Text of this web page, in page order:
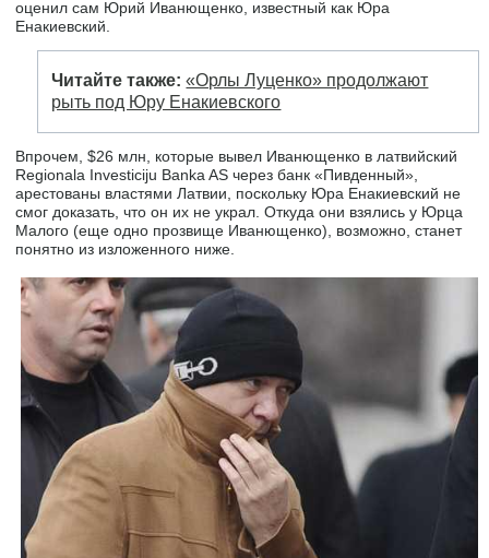
оценил сам Юрий Иванющенко, известный как Юра
Енакиевский.
Читайте также: «Орлы Луценко» продолжают
рыть под Юру Енакиевского
Впрочем, $26 млн, которые вывел Иванющенко в латвийский
Regionala Investiciju Banka AS через банк «Пивденный»,
арестованы властями Латвии, поскольку Юра Енакиевский не
смог доказать, что он их не украл. Откуда они взялись у Юрца
Малого (еще одно прозвище Иванющенко), возможно, станет
понятно из изложенного ниже.